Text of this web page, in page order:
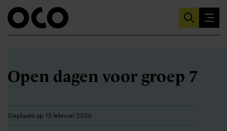
Open dagen voor groep 7
Geplaatst op 15 februari 2026